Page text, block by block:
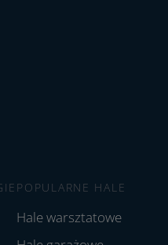
POPULARNE HALE
Hale warsztatowe